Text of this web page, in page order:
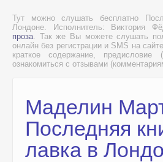
Тут можно слушать бесплатно
Лондоне. Исполнитель: Виктория
проза. Так же Вы можете слушать
онлайн без регистрации и SMS на
краткое содержание, предисловие
ознакомиться с отзывами
Маделин
Последняя
лавка в